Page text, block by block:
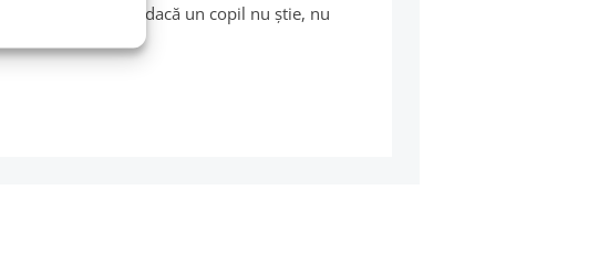
au impresia că dacă un copil nu ştie, nu